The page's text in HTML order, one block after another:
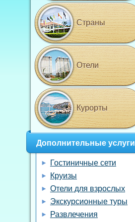
Страны
Отели
Курорты
Дополнительные услуги
Гостиничные сети
Круизы
Отели для взрослых
Экскурсионные туры
Развлечения